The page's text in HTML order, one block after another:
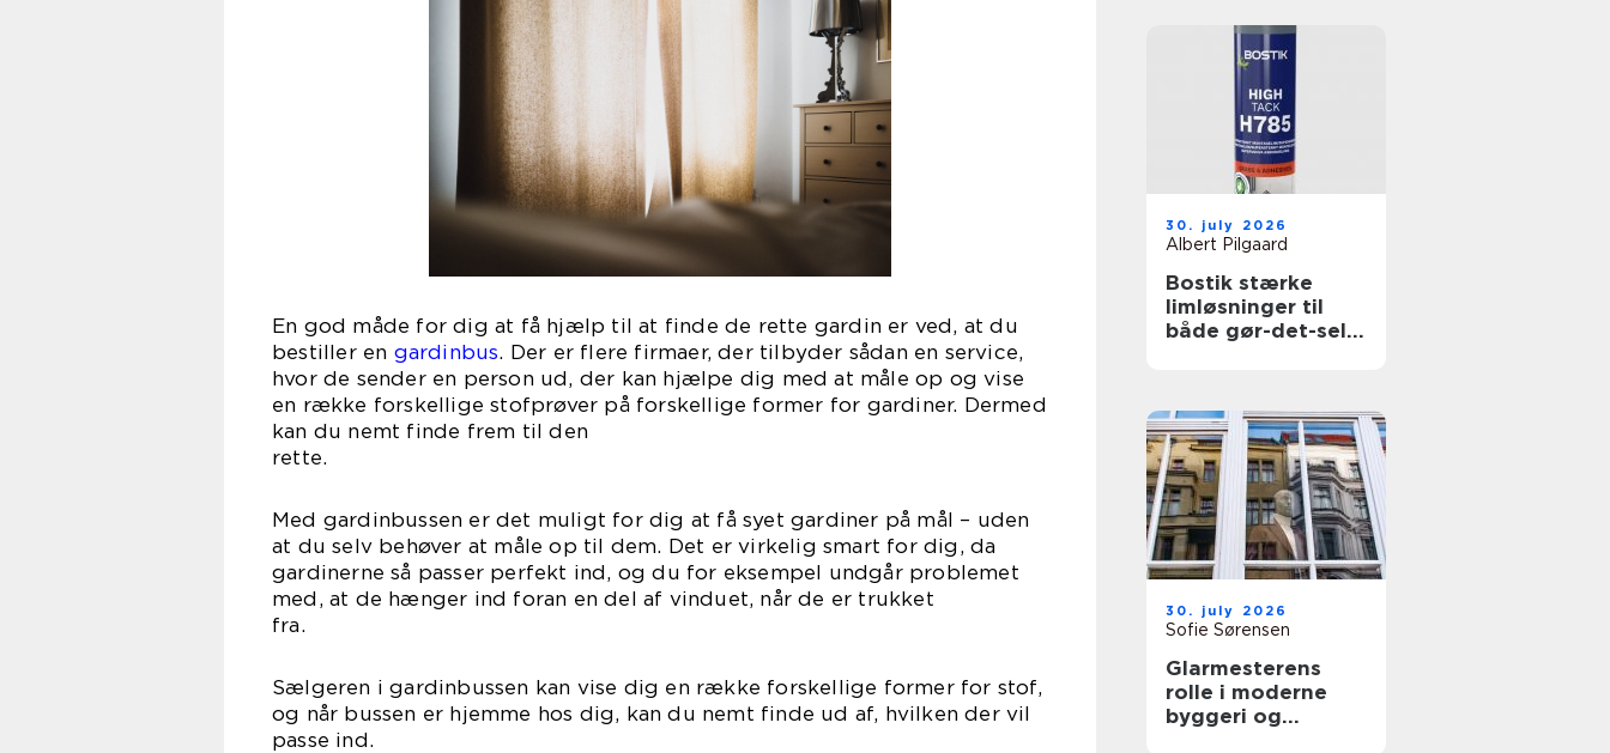
En god måde for dig at få hjælp til at finde de rette gardin er ved, at du
bestiller en gardinbus. Der er flere firmaer, der tilbyder sådan en service,
hvor de sender en person ud, der kan hjælpe dig med at måle op og vise
en række forskellige stofprøver på forskellige former for gardiner. Dermed
kan du nemt finde frem til den
rette.
Med gardinbussen er det muligt for dig at få syet gardiner på mål – uden
at du selv behøver at måle op til dem. Det er virkelig smart for dig, da
gardinerne så passer perfekt ind, og du for eksempel undgår problemet
med, at de hænger ind foran en del af vinduet, når de er trukket
fra.
Sælgeren i gardinbussen kan vise dig en række forskellige former for stof,
og når bussen er hjemme hos dig, kan du nemt finde ud af, hvilken der vil
passe ind.
30. july 2026
Albert Pilgaard
Bostik stærke
limløsninger til
både gør-det-selv
30. july 2026
Sofie Sørensen
Glarmesterens
rolle i moderne
byggeri og